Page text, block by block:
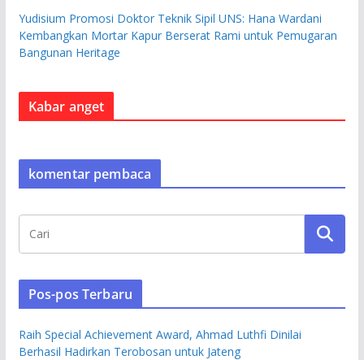
Yudisium Promosi Doktor Teknik Sipil UNS: Hana Wardani
Kembangkan Mortar Kapur Berserat Rami untuk Pemugaran
Bangunan Heritage
Kabar anget
komentar pembaca
Pos-pos Terbaru
Raih Special Achievement Award, Ahmad Luthfi Dinilai
Berhasil Hadirkan Terobosan untuk Jateng